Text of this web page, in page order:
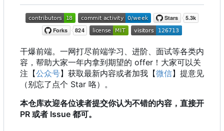
干爆前端。一网打尽前端学习、进阶、面试等各类内
容，帮助大家一年内拿到期望的 offer ！ 大家可以关
注【公众号】获取最新内容或者加我【微信】提意见
（别忘了点个 Star 咯）。
本仓库欢迎各位读者提交你认为不错的内容，直接开
PR 或者 Issue 都可。